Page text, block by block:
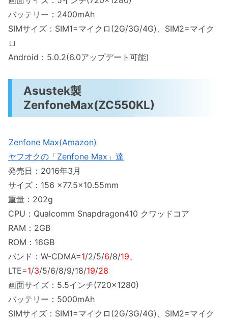
バッテリー：2400mAh
SIMサイズ：SIM1=マイクロ(2G/3G/4G)、SIM2=マイク
ロ
Android：5.0.2(6.0アップデート可能)
Asustek製
ZenfoneMax(ZC550KL)
Zenfone Max(Amazon)
ヤフオクの「Zenfone Max」達
発売日：2016年3月
サイズ：156 ×77.5×10.55mm
重量：202g
CPU：Qualcomm Snapdragon410 クワッドコア
RAM：2GB
ROM：16GB
バンド：W-CDMA=1/2/5/6/8/19
LTE=1/3/5/6/8/9/18/19/28
画面サイズ：5.5インチ(720×1280)
バッテリー：5000mAh
SIMサイズ：SIM1=マイクロ(2G/3G/4G)、SIM2=マイク